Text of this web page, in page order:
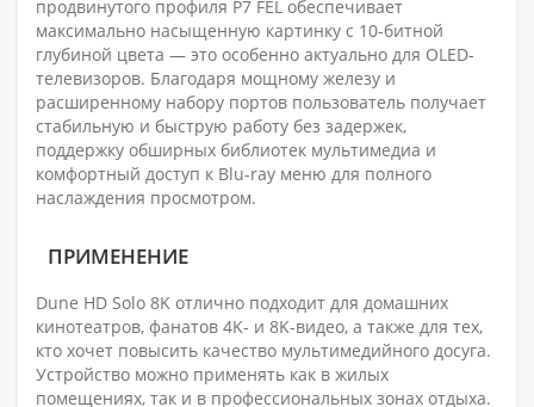
продвинутого профиля P7 FEL обеспечивает
максимально насыщенную картинку с 10-битной
глубиной цвета — это особенно актуально для OLED-
телевизоров. Благодаря мощному железу и
расширенному набору портов пользователь получает
стабильную и быструю работу без задержек,
поддержку обширных библиотек мультимедиа и
комфортный доступ к Blu-ray меню для полного
наслаждения просмотром.
ПРИМЕНЕНИЕ
Dune HD Solo 8K отлично подходит для домашних
кинотеатров, фанатов 4K- и 8K-видео, а также для тех,
кто хочет повысить качество мультимедийного досуга.
Устройство можно применять как в жилых
помещениях, так и в профессиональных зонах отдыха.